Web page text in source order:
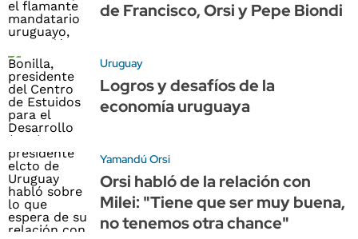
de Francisco, Orsi y Pepe Biondi
Uruguay
Logros y desafíos de la
economía uruguaya
Yamandú Orsi
Orsi habló de la relación con
Milei: "Tiene que ser muy buena,
no tenemos otra chance"